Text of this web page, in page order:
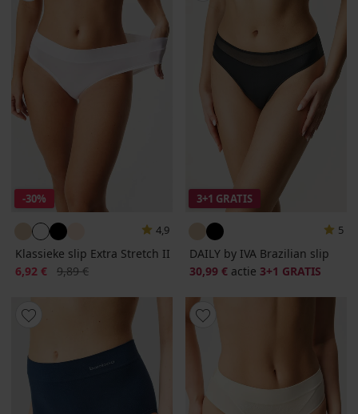
-30%
4,9
Klassieke slip Extra Stretch II
Korting
6,92 € Oorspronkelijke prijs
9,89 €
3+1 GRATIS
5
DAILY by IVA Brazilian slip
30,99 € actie 3+1 GRATIS